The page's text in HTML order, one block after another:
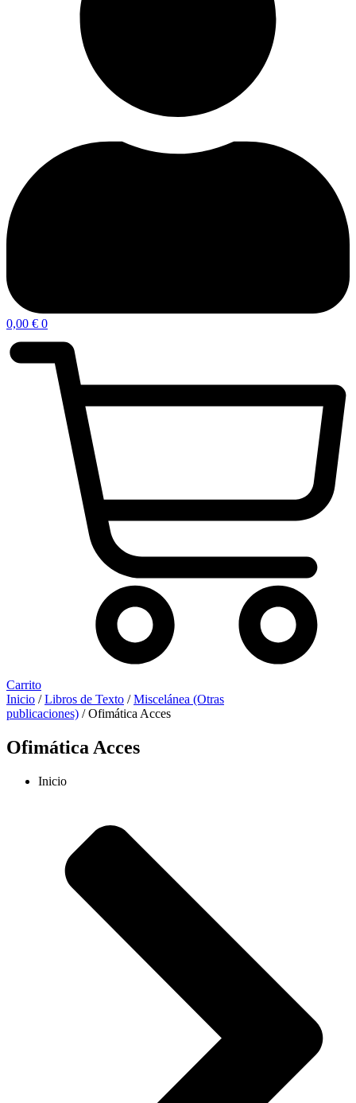
0,00 € 0
Carrito
Inicio /Libros de Texto /Miscelánea (Otras
publicaciones) / Ofimática Acces
Ofimática Acces
Inicio